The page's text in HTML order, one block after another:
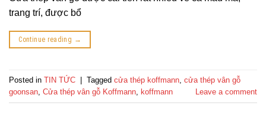
trang trí, được bổ
Continue reading →
Posted in TIN TỨC | Tagged cửa thép koffmann cửa thép vân gỗ
goonsan Cửa thép vân gỗ Koffmann koffmann Leave a comment